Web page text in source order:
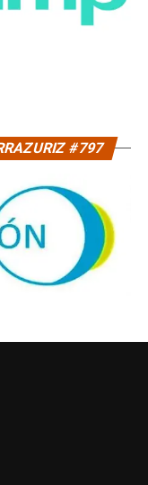
#797